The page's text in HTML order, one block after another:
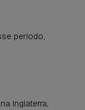
período,
Inglaterra,